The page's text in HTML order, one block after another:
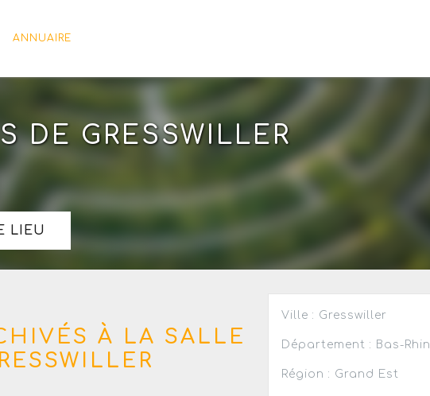
ANNUAIRE
DE GRESSWILLER
LIEU
À LA SALLE
Ville : Gresswiller
Département : Bas-Rhin
Région : Grand Est